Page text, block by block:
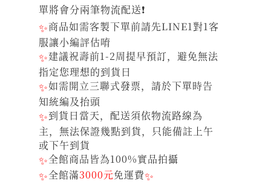
單將會分兩筆物流配送❗
✨商品如需客製下單前請先LINE1對1客
服讓小編評估唷
✨建議祝壽前1-2周提早預訂，避免無法
指定您理想的到貨日
✨如需開立三聯式發票，請於下單時告
知統編及抬頭
✨到貨日當天，配送須依物流路線為
主，無法保證幾點到貨，只能備註上午
或下午到貨
✨全館商品皆為100%實品拍攝
✨全館滿3000元免運費✨